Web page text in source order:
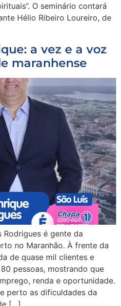
O seminário contará
Hélio Ribeiro Loureiro, de
a vez e a voz
maranhense
Rodrigues é gente da
no Maranhão. À frente da
de quase mil clientes e
pessoas, mostrando que
renda e oportunidade.
perto as dificuldades da
[…]